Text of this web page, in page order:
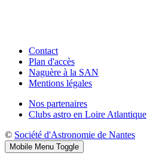
Contact
Plan d'accès
Naguère à la SAN
Mentions légales
Nos partenaires
Clubs astro en Loire Atlantique
© Société d'Astronomie de Nantes
Mobile Menu Toggle